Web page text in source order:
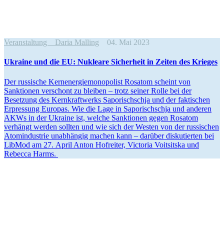
Veranstaltung Daria Malling 04. Mai 2023
Ukraine und die EU: Nukleare Sicherheit in Zeiten des Krieges
Der russische Kernener­gie­mo­no­polist Rosatom scheint von
Sanktionen verschont zu bleiben – trotz seiner Rolle bei der
Besetzung des Kernkraft­werks Saporischschja und der fakti­schen
Erpressung Europas. Wie die Lage in Saporischschja und anderen
AKWs in der Ukraine ist, welche Sanktionen gegen Rosatom
verhängt werden sollten und wie sich der Westen von der russi­schen
Atomin­dustrie unabhängig machen kann – darüber disku­tierten bei
LibMod am 27. April Anton Hofreiter, Victoria Voitsitska und
Rebecca Harms.